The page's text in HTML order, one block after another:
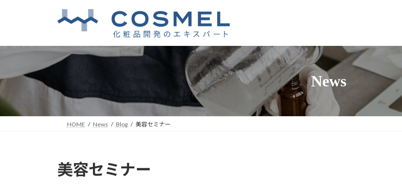
ス
キ
ッ
ン
に
移
News
HOME News Blog 美容セミナー
美容セミナー